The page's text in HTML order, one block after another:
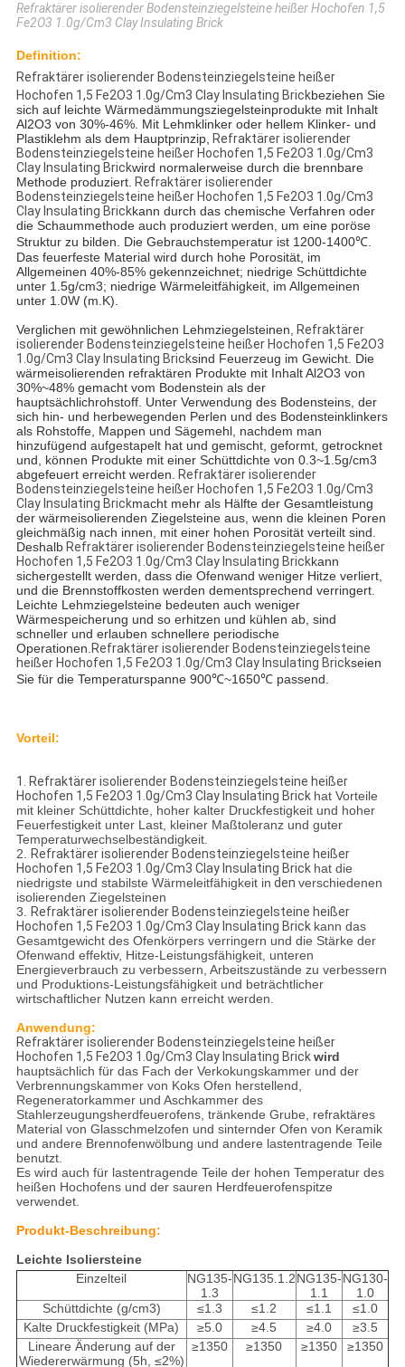
Refraktärer isolierender Bodensteinziegelsteine heißer Hochofen 1,5
Fe2O3 1.0g/Cm3 Clay Insulating Brick
Definition:
Refraktärer isolierender Bodensteinziegelsteine heißer
Hochofen 1,5 Fe2O3 1.0g/Cm3 Clay Insulating Brickbeziehen Sie
sich auf leichte Wärmedämmungsziegelsteinprodukte mit Inhalt
Al2O3 von 30%-46%. Mit Lehmklinker oder hellem Klinker- und
Plastiklehm als dem Hauptprinzip, Refraktärer isolierender
Bodensteinziegelsteine heißer Hochofen 1,5 Fe2O3 1.0g/Cm3
Clay Insulating Brickwird normalerweise durch die brennbare
Methode produziert. Refraktärer isolierender
Bodensteinziegelsteine heißer Hochofen 1,5 Fe2O3 1.0g/Cm3
Clay Insulating Brickkann durch das chemische Verfahren oder
die Schaummethode auch produziert werden, um eine poröse
Struktur zu bilden. Die Gebrauchstemperatur ist 1200-1400℃.
Das feuerfeste Material wird durch hohe Porosität, im
Allgemeinen 40%-85% gekennzeichnet; niedrige Schüttdichte
unter 1.5g/cm3; niedrige Wärmeleitfähigkeit, im Allgemeinen
unter 1.0W (m.K).
Verglichen mit gewöhnlichen Lehmziegelsteinen, Refraktärer
isolierender Bodensteinziegelsteine heißer Hochofen 1,5 Fe2O3
1.0g/Cm3 Clay Insulating Bricksind Feuerzeug im Gewicht. Die
wärmeisolierenden refraktären Produkte mit Inhalt Al2O3 von
30%~48% gemacht vom Bodenstein als der
hauptsächlichrohstoff. Unter Verwendung des Bodensteins, der
sich hin- und herbewegenden Perlen und des Bodensteinklinkers
als Rohstoffe, Mappen und Sägemehl, nachdem man
hinzufügend aufgestapelt hat und gemischt, geformt, getrocknet
und, können Produkte mit einer Schüttdichte von 0.3~1.5g/cm3
abgefeuert erreicht werden. Refraktärer isolierender
Bodensteinziegelsteine heißer Hochofen 1,5 Fe2O3 1.0g/Cm3
Clay Insulating Brickmacht mehr als Hälfte der Gesamtleistung
der wärmeisolierenden Ziegelsteine aus, wenn die kleinen Poren
gleichmäßig nach innen, mit einer hohen Porosität verteilt sind.
Deshalb Refraktärer isolierender Bodensteinziegelsteine heißer
Hochofen 1,5 Fe2O3 1.0g/Cm3 Clay Insulating Brickkann
sichergestellt werden, dass die Ofenwand weniger Hitze verliert,
und die Brennstoffkosten werden dementsprechend verringert.
Leichte Lehmziegelsteine bedeuten auch weniger
Wärmespeicherung und so erhitzen und kühlen ab, sind
schneller und erlauben schnellere periodische
Operationen.Refraktärer isolierender Bodensteinziegelsteine
heißer Hochofen 1,5 Fe2O3 1.0g/Cm3 Clay Insulating Brickseien
Sie für die Temperaturspanne 900℃~1650℃ passend.
Vorteil:
1. Refraktärer isolierender Bodensteinziegelsteine heißer
Hochofen 1,5 Fe2O3 1.0g/Cm3 Clay Insulating Brick hat Vorteile
mit kleiner Schüttdichte, hoher kalter Druckfestigkeit und hoher
Feuerfestigkeit unter Last, kleiner Maßtoleranz und guter
Temperaturwechselbeständigkeit.
2. Refraktärer isolierender Bodensteinziegelsteine heißer
Hochofen 1,5 Fe2O3 1.0g/Cm3 Clay Insulating Brick hat die
niedrigste und stabilste Wärmeleitfähigkeit in den verschiedenen
isolierenden Ziegelsteinen
3. Refraktärer isolierender Bodensteinziegelsteine heißer
Hochofen 1,5 Fe2O3 1.0g/Cm3 Clay Insulating Brick kann das
Gesamtgewicht des Ofenkörpers verringern und die Stärke der
Ofenwand effektiv, Hitze-Leistungsfähigkeit, unteren
Energieverbrauch zu verbessern, Arbeitszustände zu verbessern
und Produktions-Leistungsfähigkeit und beträchtlicher
wirtschaftlicher Nutzen kann erreicht werden.
Anwendung:
Refraktärer isolierender Bodensteinziegelsteine heißer
Hochofen 1,5 Fe2O3 1.0g/Cm3 Clay Insulating Brickwird
hauptsächlich für das Fach der Verkokungskammer und der
Verbrennungskammer von Koks Ofen herstellend,
Regeneratorkammer und Aschkammer des
Stahlerzeugungsherdfeuerofens, tränkende Grube, refraktäres
Material von Glasschmelzofen und sinternder Ofen von Keramik
und andere Brennofenwölbung und andere lastentragende Teile
benutzt.
Es wird auch für lastentragende Teile der hohen Temperatur des
heißen Hochofens und der sauren Herdfeuerofenspitze
verwendet.
Produkt-Beschreibung:
Leichte Isoliersteine
Einzelteil
NG135-
1.3
NG135.1.2NG135-
1.1
NG130-
1.0
Schüttdichte (g/cm3)
≤1.3 ≤1.2 ≤1.1
≤1.0
Kalte Druckfestigkeit (MPa)
≥5.0 ≥4.5 ≥4.0
≥3.5
Lineare Änderung auf der
Wiedererwärmung (5h, ≤2%)
≥1350 ≥1350 ≥1350 ≥1350